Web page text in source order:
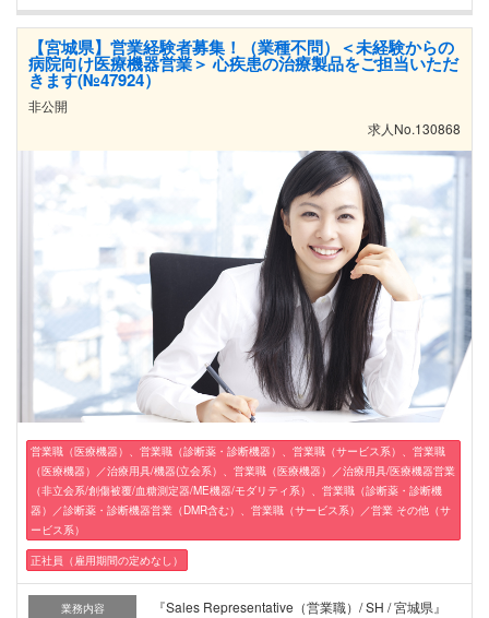
【宮城県】営業経験者募集！（業種不問）＜未経験からの
病院向け医療機器営業＞ 心疾患の治療製品をご担当いただ
きます(№47924）
非公開
求人No.130868
営業職（医療機器）、営業職（診断薬・診断機器）、営業職（サービス系）、営業職
（医療機器）／治療用具/機器(立会系）、営業職（医療機器）／治療用具/医療機器営業
（非立会系/創傷被覆/血糖測定器/ME機器/モダリティ系）、営業職（診断薬・診断機
器）／診断薬・診断機器営業（DMR含む）、営業職（サービス系）／営業 その他（サ
ービス系）
正社員（雇用期間の定めなし）
業務内容
『Sales Representative（営業職）/ SH / 宮城県』